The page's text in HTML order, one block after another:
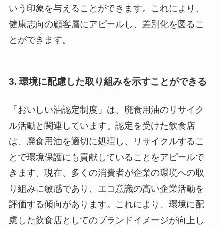
いう印象を与えることができます。これにより、
健康志向の顧客層にアピールし、差別化を図るこ
とができます。
3. 環境に配慮した取り組みを示すことができる
「おいしい油認定制度」は、廃食用油のリサイク
ル活動と関連しています。認定を受けた飲食店
は、廃食用油を適切に処理し、リサイクルするこ
とで環境保護にも貢献していることをアピールで
きます。現在、多くの消費者が企業の環境への取
り組みに敏感であり、エコ意識の高い企業活動を
評価する傾向があります。これにより、環境に配
慮した飲食店としてのブランドイメージが向上し